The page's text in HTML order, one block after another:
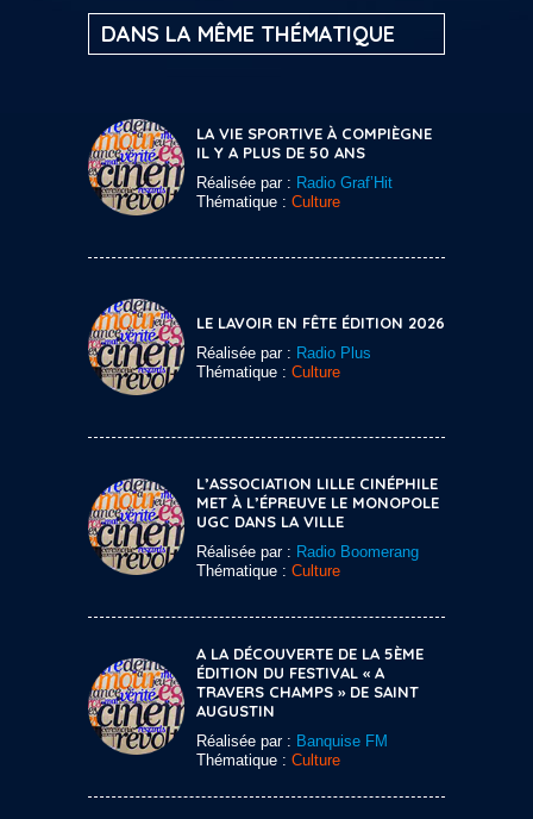
DANS LA MÊME THÉMATIQUE
LA VIE SPORTIVE À COMPIÈGNE
IL Y A PLUS DE 50 ANS
Réalisée par : Radio Graf’Hit
Thématique : Culture
LE LAVOIR EN FÊTE ÉDITION 2026
Réalisée par : Radio Plus
Thématique : Culture
L’ASSOCIATION LILLE CINÉPHILE
MET À L’ÉPREUVE LE MONOPOLE
UGC DANS LA VILLE
Réalisée par : Radio Boomerang
Thématique : Culture
A LA DÉCOUVERTE DE LA 5ÈME
ÉDITION DU FESTIVAL « A
TRAVERS CHAMPS » DE SAINT
AUGUSTIN
Réalisée par : Banquise FM
Thématique : Culture